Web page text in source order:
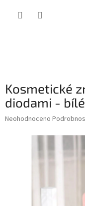
Kosmetické
diodami -
Průměrné
produktu
Neohodnoceno